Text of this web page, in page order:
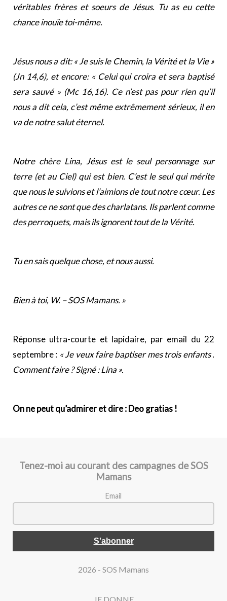
véritables frères et soeurs de Jésus. Tu as eu cette
chance inouïe toi-même.
Jésus nous a dit: « Je suis le Chemin, la Vérité et la Vie »
(Jn 14,6), et encore: « Celui qui croira et sera baptisé
sera sauvé » (Mc 16,16). Ce n’est pas pour rien qu’il
nous a dit cela, c’est même extrêmement sérieux, il en
va de notre salut éternel.
Notre chère Lina, Jésus est le seul personnage sur
terre (et au Ciel) qui est bien. C’est le seul qui mérite
que nous le suivions et l’aimions de tout notre cœur. Les
autres ce ne sont que des charlatans. Ils parlent comme
des perroquets, mais ils ignorent tout de la Vérité.
Tu en sais quelque chose, et nous aussi.
Bien à toi, W. – SOS Mamans. »
Réponse ultra-courte et lapidaire, par email du 22
septembre : « Je veux faire baptiser mes trois enfants .
Comment faire ? Signé : Lina ».
On ne peut qu’admirer et dire : Deo gratias !
Tenez-moi au courant des campagnes de SOS
Mamans
Email
2026 - SOS Mamans